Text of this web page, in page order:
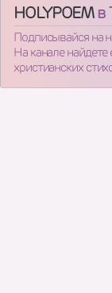
HOLYPOEMв
Подписывайся на
На канале
христианских